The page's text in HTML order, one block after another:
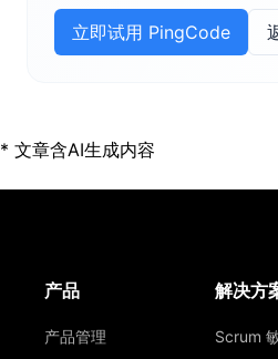
立即试用 PingCode
* 文章含AI生成内容
产品
产品管理
解决方
Scrum